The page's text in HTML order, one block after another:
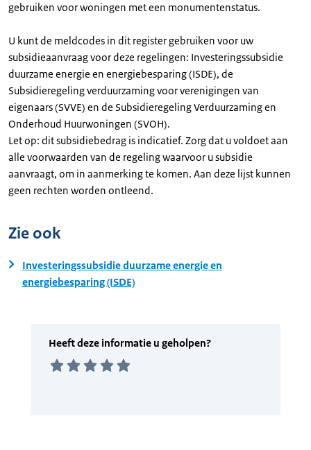
gebruiken voor woningen met een monumentenstatus.
U kunt de meldcodes in dit register gebruiken voor uw
subsidieaanvraag voor deze regelingen: Investeringssubsidie
duurzame energie en energiebesparing (ISDE), de
Subsidieregeling verduurzaming voor verenigingen van
eigenaars (SVVE) en de Subsidieregeling Verduurzaming en
Onderhoud Huurwoningen (SVOH).
Let op: dit subsidiebedrag is indicatief. Zorg dat u voldoet aan
alle voorwaarden van de regeling waarvoor u subsidie
aanvraagt, om in aanmerking te komen. Aan deze lijst kunnen
geen rechten worden ontleend.
Zie ook
Investeringssubsidie duurzame energie en
energiebesparing (ISDE)